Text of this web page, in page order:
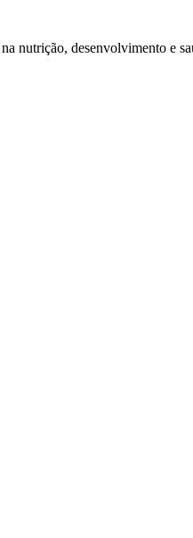
nutrição, desenvolvimento e